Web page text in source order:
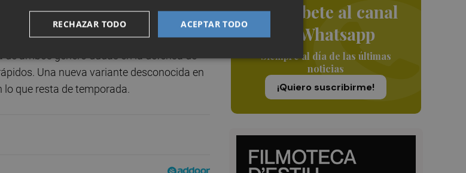
Suscríbete al canal
de Whatsapp
Siempre al día de las últimas
noticias
¡Quiero suscribirme!
a Corberán ante la opción de colocar
poner en apuros con su rapidez, como
de ambos generó dudas en la defensa de
Una nueva variante desconocida en
que resta de temporada.
ACEPTAR TODO
RECHAZAR TODO